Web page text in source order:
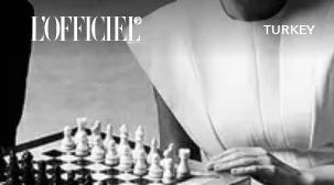
TURKEY